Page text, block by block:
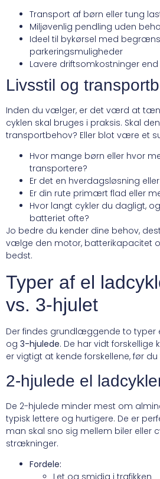
Transport af børn eller tung
Miljøvenlig pendling uden
Ideel til bykørsel med
parkeringsmuligheder
Lavere driftsomkostninger end
Livsstil og
Inden du vælger, er det værd at
cyklen skal bruges i praksis. Skal
transportbehov? Eller blot være et
Hvor mange børn eller hvor
transportere?
Er det en hverdagsløsning
Er din rute primært flad eller
Hvor langt cykler du dagligt,
batteriet ofte?
Jo bedre du kender dine behov,
vælge den motor, batterikapacitet
bedst.
Typer af el
vs. 3-hjulet
Der findes grundlæggende to typer
og 3-hjulede. De har vidt forskellige
er vigtigt at kende forskellene, før
2-hjulede el
De 2-hjulede minder mest om
typisk lettere og hurtigere. De er
man skal sno sig mellem biler eller
strækninger.
Fordele: